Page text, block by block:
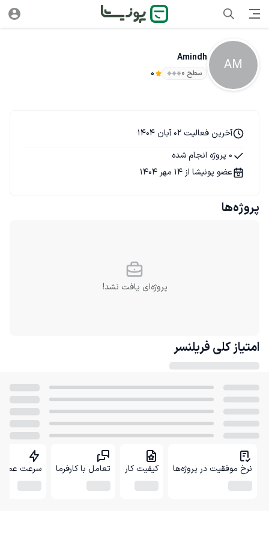
AM
Amindh
سطح ۰ 0
آخرین فعالیت 02 آبان 1404
0 پروژه انجام شده
عضو پونیشا از 14 مهر 1404
پروژه‌ها
پروژه‌ای یافت نشد!
امتیاز کلی فریلنسر
نرخ موفقیت در پروژه‌ها کیفیت کار تعامل با کارفرما سرعت عمل